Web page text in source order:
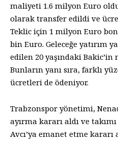
maliyeti 1.6 milyon Euro
olarak transfer edildi ve
Teklic için 1 milyon Euro
bin Euro. Geleceğe yatırım
edilen 20 yaşındaki Bakic’in
Bunların yanı sıra, farklı
ücretleri de ödeniyor.
Trabzonspor yönetimi,
ayırma kararı aldı ve
Avcı’ya emanet etme kararı